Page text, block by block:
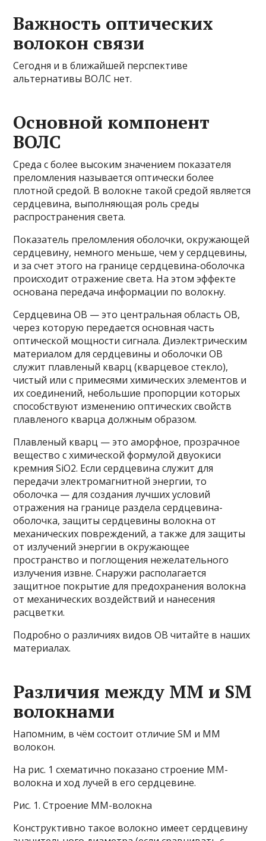
Важность оптических
волокон связи
Сегодня и в ближайшей перспективе
альтернативы ВОЛС нет.
Основной компонент
ВОЛС
Среда с более высоким значением показателя
преломления называется оптически более
плотной средой. В волокне такой средой является
сердцевина, выполняющая роль среды
распространения света.
Показатель преломления оболочки, окружающей
сердцевину, немного меньше, чем у сердцевины,
и за счет этого на границе сердцевина-оболочка
происходит отражение света. На этом эффекте
основана передача информации по волокну.
Сердцевина ОВ — это центральная область ОВ,
через которую передается основная часть
оптической мощности сигнала. Диэлектрическим
материалом для сердцевины и оболочки ОВ
служит плавленый кварц (кварцевое стекло),
чистый или с примесями химических элементов и
их соединений, небольшие пропорции которых
способствуют изменению оптических свойств
плавленого кварца должным образом.
Плавленый кварц — это аморфное, прозрачное
вещество с химической формулой двуокиси
кремния SiO2. Если сердцевина служит для
передачи электромагнитной энергии, то
оболочка — для создания лучших условий
отражения на границе раздела сердцевина-
оболочка, защиты сердцевины волокна от
механических повреждений, а также для защиты
от излучений энергии в окружающее
пространство и поглощения нежелательного
излучения извне. Снаружи располагается
защитное покрытие для предохранения волокна
от механических воздействий и нанесения
расцветки.
Подробно о различиях видов ОВ читайте в наших
материалах.
Различия между MM и SM
волокнами
Напомним, в чём состоит отличие SM и MM
волокон.
На рис. 1 схематично показано строение MM-
волокна и ход лучей в его сердцевине.
Рис. 1. Строение MM-волокна
Конструктивно такое волокно имеет сердцевину